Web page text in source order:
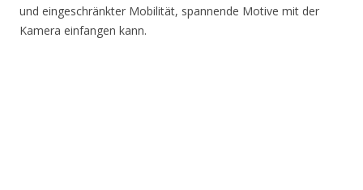
und eingeschränkter Mobilität, spannende Motive mit der
Kamera einfangen kann.